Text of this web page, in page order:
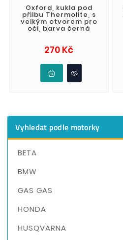
Oxford, kukla pod
přilbu Thermolite, s
velkým otvorem pro
oči, barva černá
270 KčCena
Vyhledat podle motorky
BETA
BMW
GAS GAS
HONDA
HUSQVARNA